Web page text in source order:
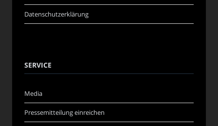
Datenschutzerklärung
SERVICE
Media
Pressemitteilung einreichen